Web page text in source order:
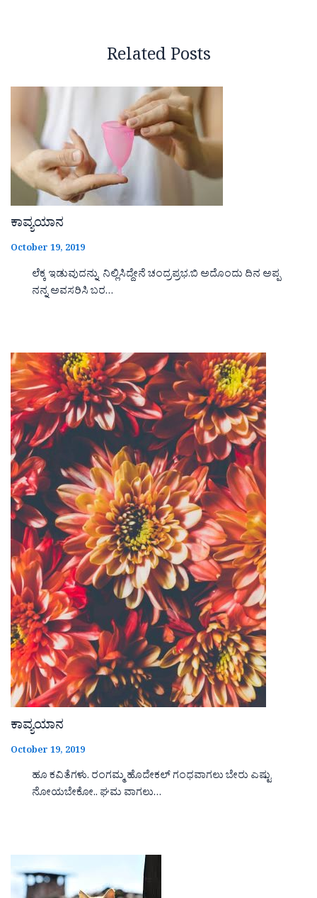
Related Posts
ಕಾವ್ಯಯಾನ
October 19, 2019
ಲೆಕ್ಕ ಇಡುವುದನ್ನು ನಿಲ್ಲಿಸಿದ್ದೇನೆ ಚಂದ್ರಪ್ರಭ.ಬಿ ಅದೊಂದು ದಿನ ಅಪ್ಪ
ನನ್ನ ಅವಸರಿಸಿ ಬರ…
ಕಾವ್ಯಯಾನ
October 19, 2019
ಹೂ ಕವಿತೆಗಳು. ರಂಗಮ್ಮ ಹೊದೇಕಲ್ ಗಂಧವಾಗಲು ಬೇರು ಎಷ್ಟು
ನೋಯಬೇಕೋ.. ಘಮ ವಾಗಲು…